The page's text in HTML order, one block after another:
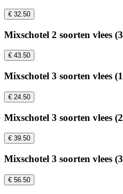
€ 32.50
Mixschotel 2 soorten vlees
€ 43.50
Mixschotel 3 soorten vlees
€ 24.50
Mixschotel 3 soorten vlees
€ 39.50
Mixschotel 3 soorten vlees
€ 56.50